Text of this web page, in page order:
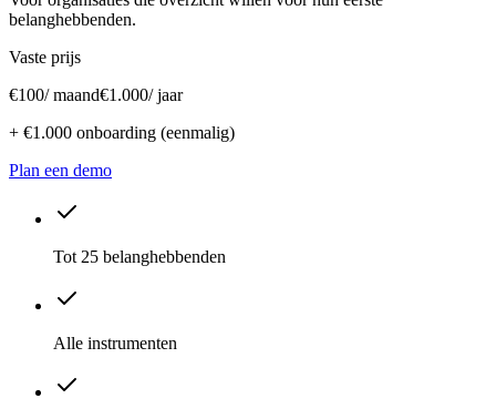
belanghebbenden.
Vaste prijs
€100/ maand€1.000/ jaar
+ €1.000 onboarding (eenmalig)
Plan een demo
Tot 25 belanghebbenden
Alle instrumenten